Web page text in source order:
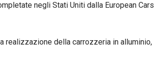
negli Stati Uniti dalla European Cars
realizzazione della carrozzeria in alluminio,